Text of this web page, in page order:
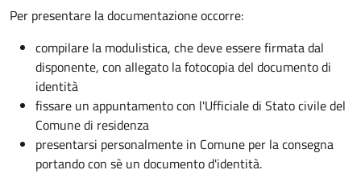
Per presentare la documentazione occorre:
compilare la modulistica, che deve essere firmata dal
disponente, con allegato la fotocopia del documento di
identità
fissare un appuntamento con l'Ufficiale di Stato civile del
Comune di residenza
presentarsi personalmente in Comune per la consegna
portando con sè un documento d'identità.